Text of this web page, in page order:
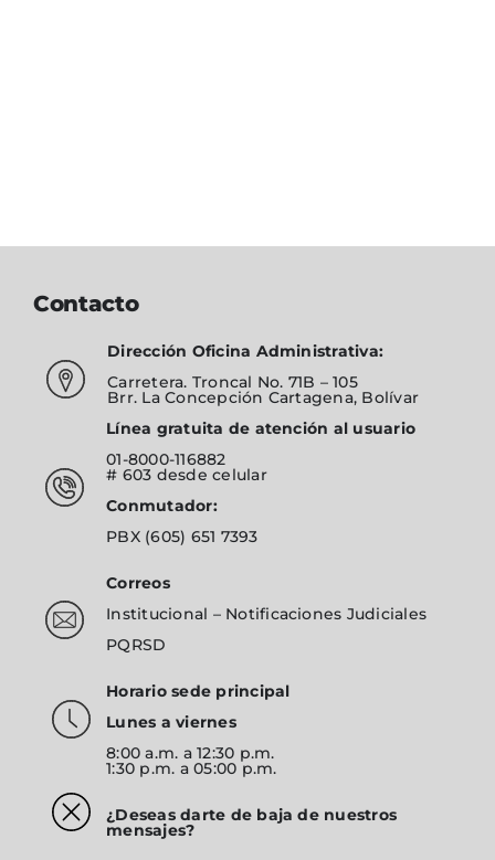
Contacto
Dirección Oficina Administrativa:
Carretera. Troncal No. 71B – 105
Brr. La Concepción Cartagena, Bolívar
Línea gratuita de atención al usuario
01-8000-116882
# 603 desde celular
Conmutador:
PBX (605) 651 7393
Correos
Institucional – Notificaciones Judiciales
PQRSD
Horario sede principal
Lunes a viernes
8:00 a.m. a 12:30 p.m.
1:30 p.m. a 05:00 p.m.
¿Deseas darte de baja de nuestros
mensajes?